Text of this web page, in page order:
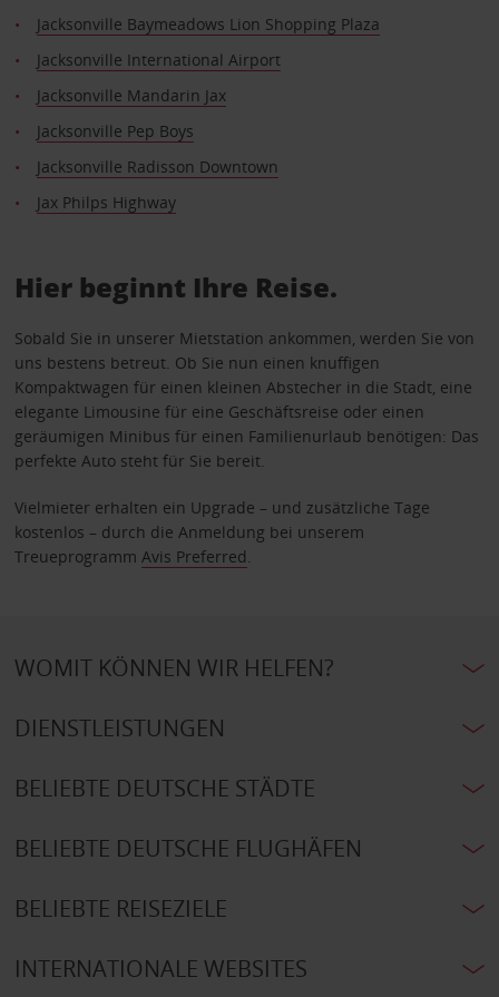
Jacksonville Baymeadows Lion Shopping Plaza
Jacksonville International Airport
Jacksonville Mandarin Jax
Jacksonville Pep Boys
Jacksonville Radisson Downtown
Jax Philps Highway
Hier beginnt Ihre Reise.
Sobald Sie in unserer Mietstation ankommen, werden Sie von
uns bestens betreut. Ob Sie nun einen knuffigen
Kompaktwagen für einen kleinen Abstecher in die Stadt, eine
elegante Limousine für eine Geschäftsreise oder einen
geräumigen Minibus für einen Familienurlaub benötigen: Das
perfekte Auto steht für Sie bereit.
Vielmieter erhalten ein Upgrade – und zusätzliche Tage
kostenlos – durch die Anmeldung bei unserem
Treueprogramm Avis Preferred
WOMIT KÖNNEN WIR HELFEN?
DIENSTLEISTUNGEN
BELIEBTE DEUTSCHE STÄDTE
BELIEBTE DEUTSCHE FLUGHÄFEN
BELIEBTE REISEZIELE
INTERNATIONALE WEBSITES